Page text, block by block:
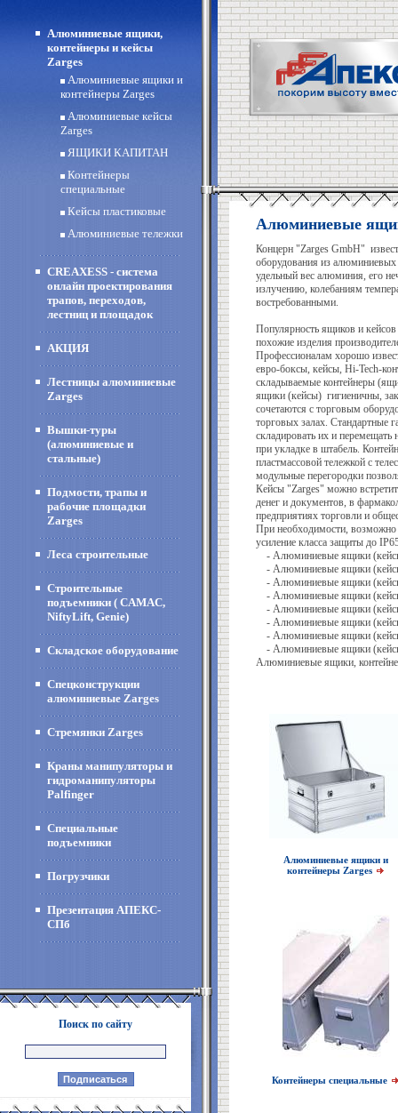
Алюминиевые ящики,
контейнеры и кейсы
Zarges
Алюминиевые ящики и
контейнеры Zarges
Алюминиевые кейсы
Zarges
ЯЩИКИ КАПИТАН
Контейнеры
специальные
Кейсы пластиковые
Алюминиевые тележки
CREAXESS - система
онлайн проектирования
трапов, переходов,
лестниц и площадок
АКЦИЯ
Лестницы алюминиевые
Zarges
Вышки-туры
(алюминиевые и
стальные)
Подмости, трапы и
рабочие площадки
Zarges
Леса строительные
Строительные
подъемники ( CAMAC,
NiftyLift, Genie)
Складское оборудование
Спецконструкции
алюминиевые Zarges
Стремянки Zarges
Краны манипуляторы и
гидроманипуляторы
Palfinger
Специальные
подъемники
Погрузчики
Презентация АПЕКС-
СПб
Поиск по сайту
Алюминиевые
Концерн "Zarges GmbH"
оборудования из
удельный вес алюминия, его
излучению, колебаниям
востребованными.
Популярность ящиков и
похожие изделия
Профессионалам хорошо
евро-боксы, кейсы, Hi-Tech-
складываемые контейнеры
ящики (кейсы) гигиеничны,
сочетаются с торговым
торговых залах. Стандартные
складировать их и перемещать
при укладке в штабель.
пластмассовой тележкой с
модульные перегородки
Кейсы "Zarges" можно
денег и доку­ментов, в
предприятиях торговли и
При необходимости, возможно
усиление класса защиты до
- Алюминиевые ящики
- Алюминиевые ящики
- Алюминиевые ящики
- Алюминиевые ящики
- Алюминиевые ящики
- Алюминиевые ящики
- Алюминиевые ящики
- Алюминиевые ящики
Алюминиевые ящики,
Алюминиевые ящики и
контейнеры Zarges
Контейнеры специальные